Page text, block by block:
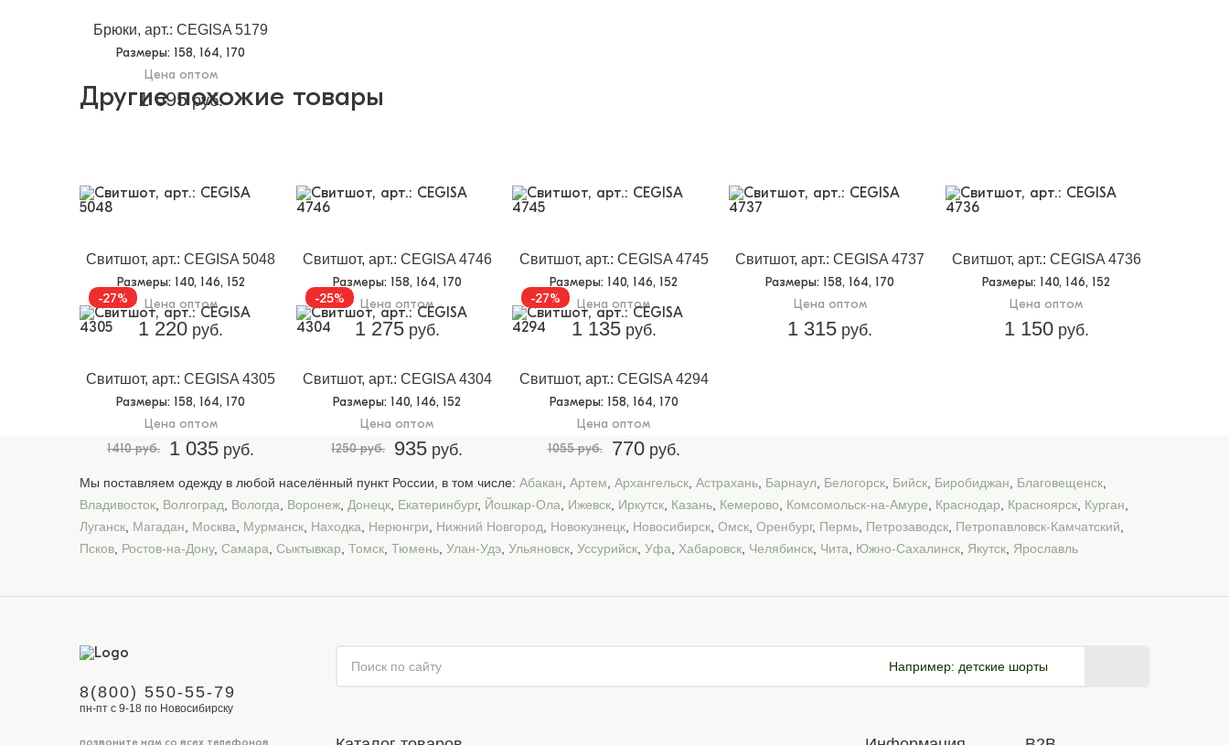
Брюки, арт.: CEGISA 5179
Размеры: 158, 164, 170
Цена оптом
1 695 руб.
Другие похожие товары
Свитшот, арт.: CEGISA 5048
Размеры: 140, 146, 152
Цена оптом
1 220 руб.
Свитшот, арт.: CEGISA 4746
Размеры: 158, 164, 170
Цена оптом
1 275руб.
Свитшот, арт.: CEGISA 4745
Размеры: 140, 146, 152
Цена оптом
1 135руб.
Свитшот, арт.: CEGISA 4737
Размеры: 158, 164, 170
Цена оптом
1 315 руб.
Свитшот, арт.: CEGISA 4736
Размеры: 140, 146, 152
Цена оптом
1 150руб.
-27%
Свитшот, арт.: CEGISA 4305
Размеры: 158, 164, 170
Цена оптом
1410 руб.
1 035 руб.
-25%
Свитшот, арт.: CEGISA 4304
Размеры: 140, 146, 152
Цена оптом
1250 руб.
935 руб.
-27%
Свитшот, арт.: CEGISA 4294
Размеры: 158, 164, 170
Цена оптом
1055 руб.
770руб.
Мы поставляем одежду в любой населённый пункт России, в том числе: Абакан Артем Архангельск Астрахань Барнаул Белогорск Бийск Биробиджан Благовещенск
Владивосток Волгоград Вологда Воронеж Донецк Екатеринбург, Йошкар-Ола Ижевск Иркутск Казань Кемерово Комсомольск-на-Амуре Краснодар Красноярск Курган
Луганск Магадан Москва Мурманск Находка Нерюнгри Нижний Новгород Новокузнецк Новосибирск Омск Оренбург, Пермь Петрозаводск Петропавловск-Камчатский
Псков Ростов-на-Дону, Самара Сыктывкар Томск Тюмень Улан-Удэ Ульяновск Уссурийск Уфа Хабаровск Челябинск Чита Южно-Сахалинск Якутск Ярославль
8(800) 550-55-79
пн-пт с 9-18 по Новосибирску
позвоните нам со всех телефонов
Например: детские шорты